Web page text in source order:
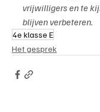
vrijwilligers en te
blijven verbeteren.
4e klasse E
Het gesprek